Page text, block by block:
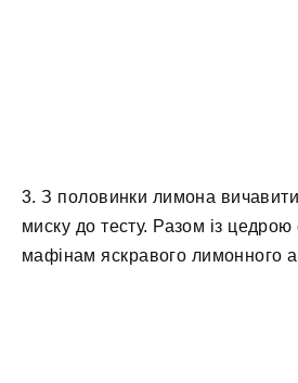
3. З половинки лимона вичавити
миску до тесту. Разом із цедрою
мафінам яскравого лимонного